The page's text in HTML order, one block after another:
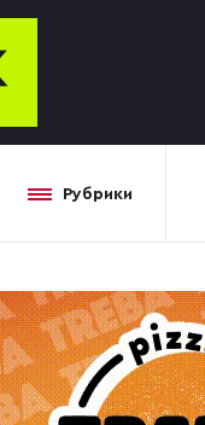
Рубрики